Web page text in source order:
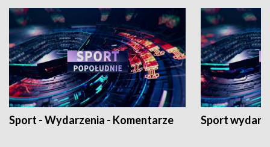
Sport - Wydarzenia - Komentarze Sport